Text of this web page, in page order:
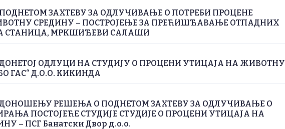
ЗАХТЕВУ ЗА ОДЛУЧИВАЊЕ О ПОТРЕБИ ПРОЦЕНЕ
СРЕДИНУ – ПОСТРОЈЕЊЕ ЗА ПРЕЋИШЋАВАЊЕ ОТПАДНИХ
СТАНИЦА, МРКШИЋЕВИ САЛАШИ
ОДЛУЦИ НА СТУДИЈУ О ПРОЦЕНИ УТИЦАЈА НА ЖИВОТНУ
ГАС“ Д.О.О. КИКИНДА
РЕШЕЊА О ПОДНЕТОМ ЗАХТЕВУ ЗА ОДЛУЧИВАЊЕ О
ПОСТОЈЕЋЕ СТУДИЈЕ СТУДИЈЕ О ПРОЦЕНИ УТИЦАЈА НА
– ПСГ Банатски Двор д.о.о.